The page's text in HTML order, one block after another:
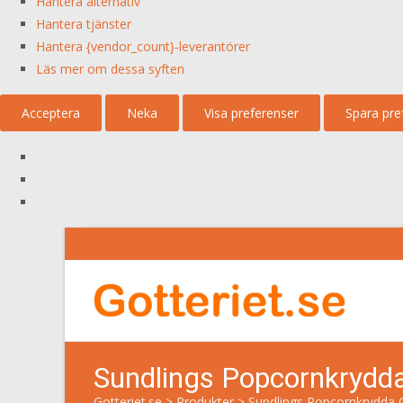
Hantera tjänster
Hantera {vendor_count}-leverantörer
Läs mer om dessa syften
Acceptera Neka Visa preferenser Spara
Sundlings